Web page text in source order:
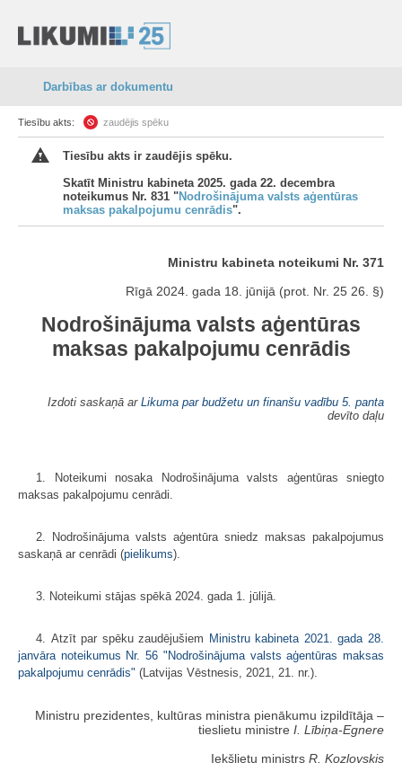
Darbības ar dokumentu
Tiesību akts: zaudējis spēku
Tiesību akts ir zaudējis spēku.
Skatīt Ministru kabineta 2025. gada 22. decembra
noteikumus Nr. 831 "Nodrošinājuma valsts aģentūras
maksas pakalpojumu cenrādis".
Ministru kabineta noteikumi Nr. 371
Rīgā 2024. gada 18. jūnijā (prot. Nr. 25 26. §)
Nodrošinājuma valsts aģentūras
maksas pakalpojumu cenrādis
Izdoti saskaņā ar Likuma par budžetu un finanšu vadību 5. panta
devīto daļu
1. Noteikumi nosaka Nodrošinājuma valsts aģentūras sniegto
maksas pakalpojumu cenrādi.
2. Nodrošinājuma valsts aģentūra sniedz maksas pakalpojumus
saskaņā ar cenrādi (​pielikums).
3. Noteikumi stājas spēkā 2024. gada 1. jūlijā.
4. Atzīt par spēku zaudējušiem Ministru kabineta 2021. gada 28.
janvāra noteikumus Nr. 56 "Nodrošinājuma valsts aģentūras maksas
pakalpojumu cenrādis" (Latvijas Vēstnesis, 2021, 21. nr.).
Ministru prezidentes, kultūras ministra pienākumu izpildītāja ‒
tieslietu ministre I. Lībiņa-Egnere
Iekšlietu ministrs R. Kozlovskis